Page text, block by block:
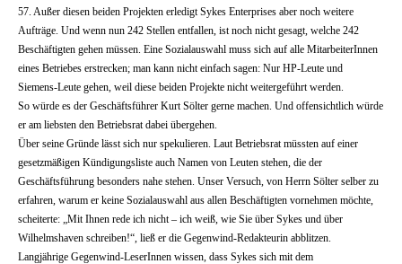
57. Außer diesen beiden Projekten erledigt Sykes Enterprises aber noch weitere
Aufträge. Und wenn nun 242 Stellen entfallen, ist noch nicht gesagt, welche 242
Beschäftigten gehen müssen. Eine Sozialauswahl muss sich auf alle MitarbeiterInnen
eines Betriebes erstrecken; man kann nicht einfach sagen: Nur HP-Leute und
Siemens-Leute gehen, weil diese beiden Projekte nicht weitergeführt werden.
So würde es der Geschäftsführer Kurt Sölter gerne machen. Und offensichtlich würde
er am liebsten den Betriebsrat dabei übergehen.
Über seine Gründe lässt sich nur spekulieren. Laut Betriebsrat müssten auf einer
gesetzmäßigen Kündigungsliste auch Namen von Leuten stehen, die der
Geschäftsführung besonders nahe stehen. Unser Versuch, von Herrn Sölter selber zu
erfahren, warum er keine Sozialauswahl aus allen Beschäftigten vornehmen möchte,
scheiterte: „Mit Ihnen rede ich nicht – ich weiß, wie Sie über Sykes und über
Wilhelmshaven schreiben!“, ließ er die Gegenwind-Redakteurin abblitzen.
Langjährige Gegenwind-LeserInnen wissen, dass Sykes sich mit dem